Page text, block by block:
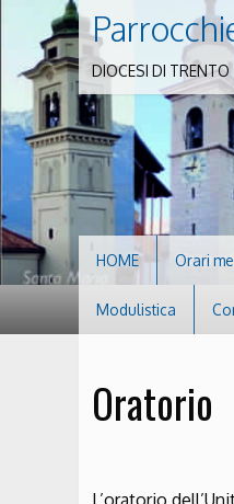
DIOCESI DI TRENTO
HOME Orari
Modulistica
Oratorio